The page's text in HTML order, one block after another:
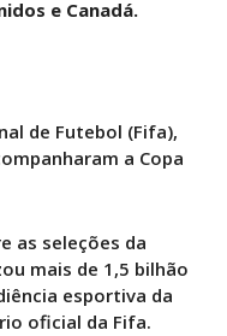
e Canadá.
de Futebol (Fifa),
a Copa
as seleções da
mais de 1,5 bilhão
esportiva da
oficial da Fifa.